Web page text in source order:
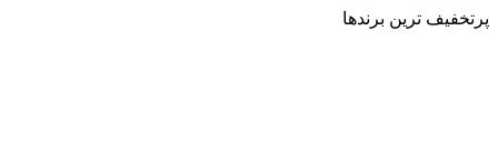
پرتخفیف ترین برندها